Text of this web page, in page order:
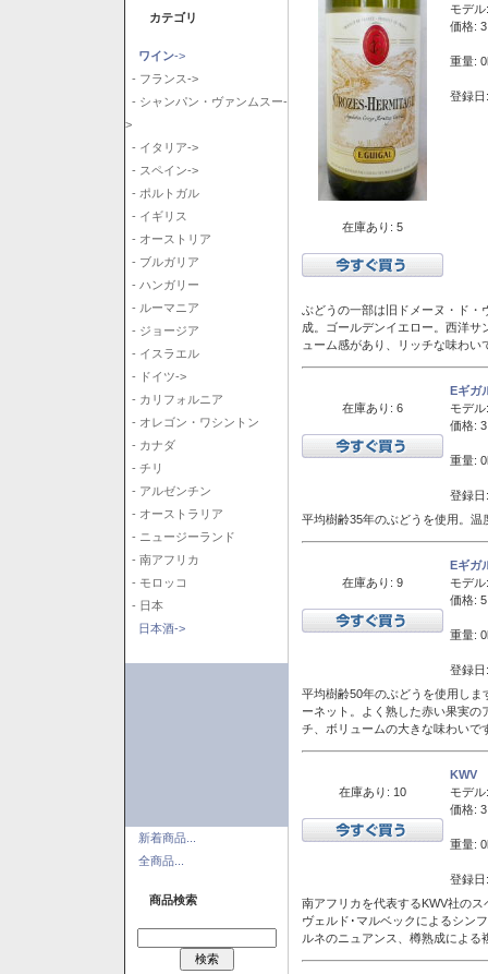
カテゴリ
ワイン->
- フランス->
- シャンパン・ヴァンムスー-
>
- イタリア->
- スペイン->
- ポルトガル
- イギリス
- オーストリア
- ブルガリア
- ハンガリー
- ルーマニア
- ジョージア
- イスラエル
- ドイツ->
- カリフォルニア
- オレゴン・ワシントン
- カナダ
- チリ
- アルゼンチン
- オーストラリア
- ニュージーランド
- 南アフリカ
- モロッコ
- 日本
日本酒->
新着商品...
全商品...
商品検索
在庫あり: 5
モデル:
価格:
重量:
登録
ぶどうの一部は旧ドメーヌ・ド・
成。ゴールデンイエロー。西洋
ューム感があり、リッチな味わい
在庫あり: 6
Eギガ
モデル:
価格:
重量:
登録
平均樹齢35年のぶどうを使用。
在庫あり: 9
Eギガ
モデル:
価格:
重量:
登録
平均樹齢50年のぶどうを使用し
ーネット。よく熟した赤い果実
チ、ボリュームの大きな味わいで
在庫あり: 10
KWV
モデル:
価格:
重量:
登録
南アフリカを代表するKWV社の
ヴェルド･マルベックによるシン
ルネのニュアンス、樽熟成によ